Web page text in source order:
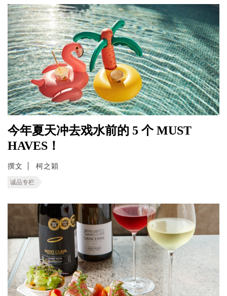
今年夏天冲去戏水前的 5 个 MUST
HAVES！
撰文 柯之穎
诚品专栏